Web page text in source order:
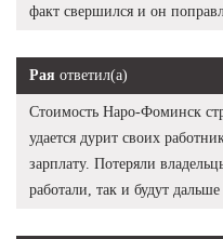
факт свершился и он
Рая ответил(а)
Стоимость Наро-Фоминск
удается дурит своих
зарплату. Потеряли
работали, так и будут